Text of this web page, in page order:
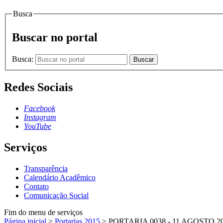
Busca
Buscar no portal
Busca: Buscar
Redes Sociais
Facebook
Instagram
YouTube
Serviços
Transparência
Calendário Acadêmico
Contato
Comunicação Social
Fim do menu de serviços
Página inicial > Portarias 2015 > PORTARIA 0038 - 11 AGOSTO